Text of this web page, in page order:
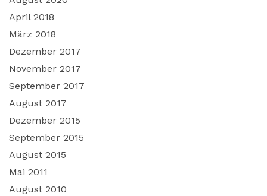
April 2018
März 2018
Dezember 2017
November 2017
September 2017
August 2017
Dezember 2015
September 2015
August 2015
Mai 2011
August 2010